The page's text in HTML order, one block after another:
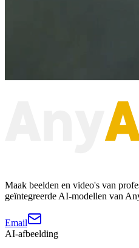
Maak beelden en video's van
geïntegreerde AI-modellen van
Email
AI-afbeelding